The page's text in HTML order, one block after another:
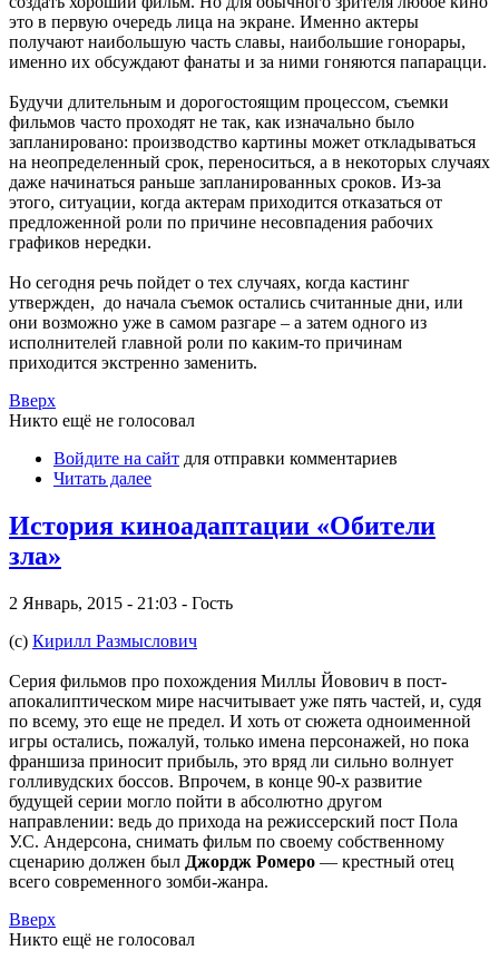
это в первую очередь лица на экране. Именно актеры
получают наибольшую часть славы, наибольшие гонорары,
именно их обсуждают фанаты и за ними гоняются папарацци.
Будучи длительным и дорогостоящим процессом, съемки
фильмов часто проходят не так, как изначально было
запланировано: производство картины может откладываться
на неопределенный срок, переноситься, а в некоторых случаях
даже начинаться раньше запланированных сроков. Из-за
этого, ситуации, когда актерам приходится отказаться от
предложенной роли по причине несовпадения рабочих
графиков нередки.
Но сегодня речь пойдет о тех случаях, когда кастинг
утвержден, до начала съемок остались считанные дни, или
они возможно уже в самом разгаре – а затем одного из
исполнителей главной роли по каким-то причинам
приходится экстренно заменить.
Вверх
Никто ещё не голосовал
Войдите на сайт для отправки комментариев
Читать далее
История киноадаптации «Обители
зла»
2 Январь, 2015 - 21:03 - Гость
(с) Кирилл Размыслович
Серия фильмов про похождения Миллы Йовович в пост-
апокалиптическом мире насчитывает уже пять частей, и, судя
по всему, это еще не предел. И хоть от сюжета одноименной
игры остались, пожалуй, только имена персонажей, но пока
франшиза приносит прибыль, это вряд ли сильно волнует
голливудских боссов. Впрочем, в конце 90-х развитие
будущей серии могло пойти в абсолютно другом
направлении: ведь до прихода на режиссерский пост Пола
У.С. Андерсона, снимать фильм по своему собственному
сценарию должен был Джордж Ромеро — крестный отец
всего современного зомби-жанра.
Вверх
Никто ещё не голосовал